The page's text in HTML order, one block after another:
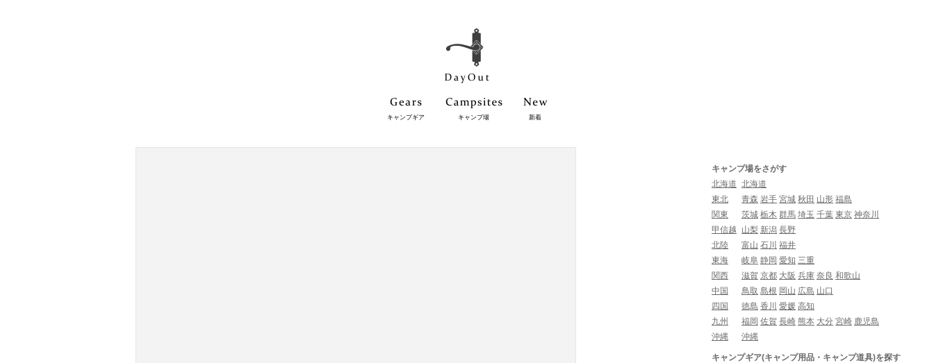
キャンプギア キャンプ場 新着
キャンプ場をさがす
北海道 北海道
東北
青森 岩手 宮城 秋田 山形 福島
関東
茨城 栃木 群馬 埼玉 千葉 東京 神奈川
甲信越
山梨 新潟 長野
北陸
富山 石川 福井
東海
岐阜 静岡 愛知 三重
関西
滋賀 京都 大阪 兵庫 奈良 和歌山
中国
鳥取 島根 岡山 広島 山口
四国
徳島 香川 愛媛 高知
九州
福岡 佐賀 長崎 熊本 大分 宮崎 鹿児島
沖縄
沖縄
キャンプギア(キャンプ用品・キャンプ道具)を探す